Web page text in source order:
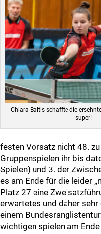
Chiara Baltis schaffte die
super!
festen Vorsatz nicht 48.
Gruppenspielen ihr bis
Spielen) und 3. der
es am Ende für die leider
Platz 27 eine
erwartetes und daher sehr
einem
wichtigen spielen am